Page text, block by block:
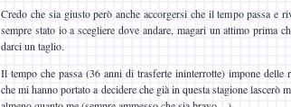
Credo che sia giusto però anche accorgersi che il tempo passa e
sempre stato io a scegliere dove andare, magari un attimo prima
darci un taglio.
Il tempo che passa (36 anni di trasferte ininterrotte) impone delle
che mi hanno portato a decidere che già in questa stagione lascerò